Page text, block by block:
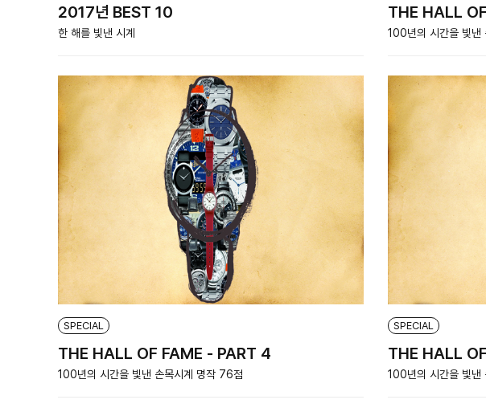
2017년 BEST 10
한 해를 빛낸 시계
THE HALL
100년의 시간을 빛낸
SPECIAL
THE HALL OF FAME - PART 4
100년의 시간을 빛낸 손목시계 명작 76점
SPECIAL
THE HALL
100년의 시간을 빛낸